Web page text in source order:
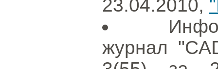
23.04.2010,
журнал